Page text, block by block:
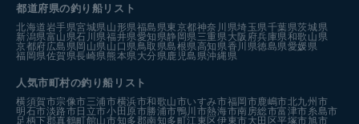
都道府県の釣り船リスト
北海道岩手県宮城県山形県福島県東京都神奈川県埼玉県千葉県茨城県
新潟県富山県石川県福井県愛知県静岡県三重県大阪府兵庫県和歌山県
京都府広島県岡山県山口県鳥取県島根県高知県香川県徳島県愛媛県
福岡県佐賀県長崎県熊本県大分県鹿児島県沖縄県
人気市町村の釣り船リスト
横須賀市宗像市三浦市横浜市和歌山市いすみ市福岡市鹿嶋市北九州市
明石市淡路市 日立市小田原市勝浦市鴨川市熱海市南房総市富津市糸島市
足柄下郡真鶴町館山市知多郡南知多町江東区伊東市大田区平塚市旭市